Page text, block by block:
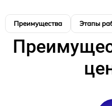
Преимущества Этапы